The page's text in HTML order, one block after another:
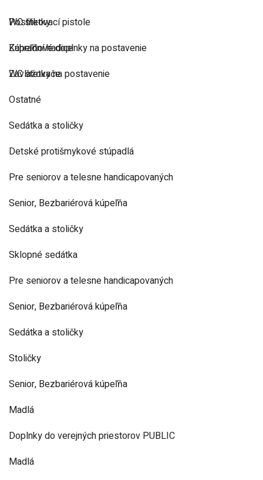
Postřikovací pistole
Zahradní hadice
Zavlažovače
WC štetky
Kúpeľňové doplnky na postavenie
WC štetky na postavenie
Ostatné
Sedátka a stoličky
Detské protišmykové stúpadlá
Pre seniorov a telesne handicapovaných
Senior, Bezbariérová kúpeľňa
Sedátka a stoličky
Sklopné sedátka
Pre seniorov a telesne handicapovaných
Senior, Bezbariérová kúpeľňa
Sedátka a stoličky
Stoličky
Senior, Bezbariérová kúpeľňa
Madlá
Doplnky do verejných priestorov PUBLIC
Madlá